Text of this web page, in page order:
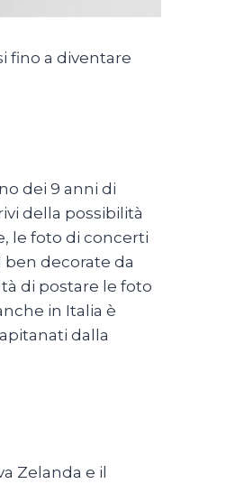
fino a diventare
dei 9 anni di
della possibilità
le foto di concerti
decorate da
di postare le foto
in Italia è
dalla
Zelanda e il